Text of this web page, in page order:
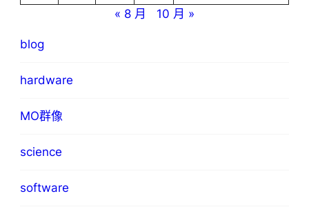
« 8 月
10 月 »
blog
hardware
MO群像
science
software